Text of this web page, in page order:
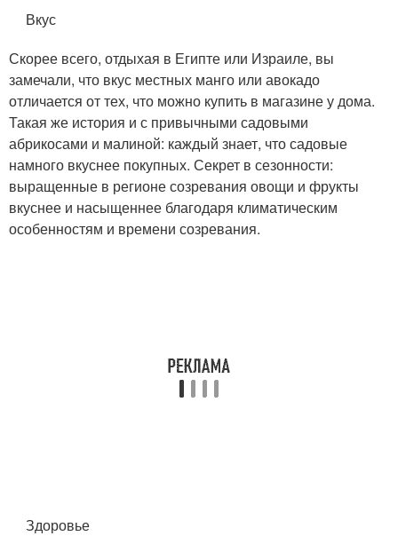
Вкус
Скорее всего, отдыхая в Египте или Израиле, вы
замечали, что вкус местных манго или авокадо
отличается от тех, что можно купить в магазине у дома.
Такая же история и с привычными садовыми
абрикосами и малиной: каждый знает, что садовые
намного вкуснее покупных. Секрет в сезонности:
выращенные в регионе созревания овощи и фрукты
вкуснее и насыщеннее благодаря климатическим
особенностям и времени созревания.
Здоровье